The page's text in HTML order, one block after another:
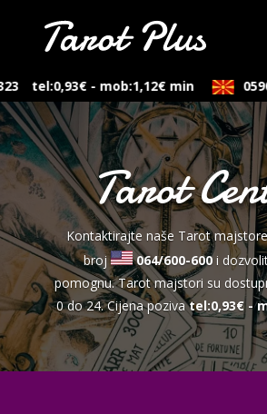
tel:0,93€ - mob:1,12€ min 0590/
Tarot
Kontaktirajte naše Tarot
broj
064/600-600 i
pomognu. Tarot majstori su
0 do 24. Cijena pozivatel:0,93€ -